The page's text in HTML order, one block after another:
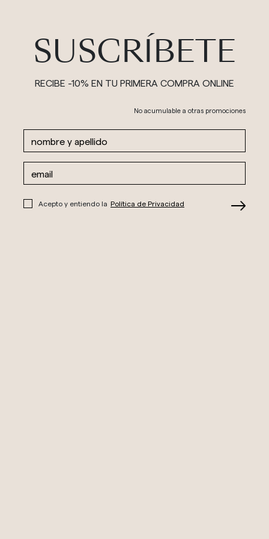
SUSCRÍBETE
RECIBE -10% EN TU PRIMERA COMPRA ONLINE
No acumulable a otras promociones
Acepto y entiendo la Política de Privacidad